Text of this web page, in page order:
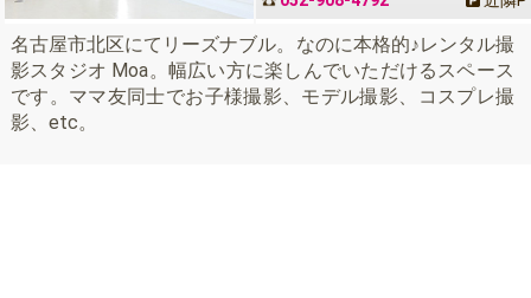
名古屋市北区にてリーズナブル。なのに本格的♪レンタル撮
影スタジオ Moa。幅広い方に楽しんでいただけるスペース
です。ママ友同士でお子様撮影、モデル撮影、コスプレ撮
影、etc。